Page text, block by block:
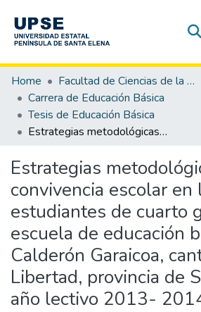
Communities & Collections
All of DSpace
Statistics
Home
Facultad de Ciencias de la Educación e Idiomas
Carrera de Educación Básica
Tesis de Educación Básica
Estrategias metodológicas para la convivencia escolar en los estudiantes de cuarto grado de la escuela de educación básica Abdón Calderón Garaicoa, cantón La Libertad, provincia de Santa Elena, año lectivo 2013- 2014.
Estrategias
convivencia escolar en
estudiantes de cuarto
escuela de educación
Calderón Garaicoa,
Libertad, provincia de
año lectivo 2013-